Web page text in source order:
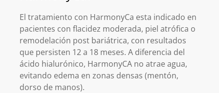
El tratamiento con HarmonyCa esta indicado en
pacientes con flacidez moderada, piel atrófica o
remodelación post bariátrica, con resultados
que persisten 12 a 18 meses. A diferencia del
ácido hialurónico, HarmonyCA no atrae agua,
evitando edema en zonas densas (mentón,
dorso de manos).